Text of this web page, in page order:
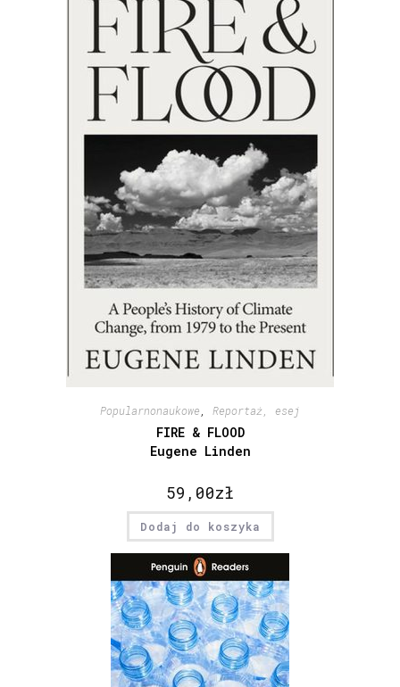
Popularnonaukowe Reportaż, esej
FIRE & FLOOD
Eugene Linden
59,00zł
Dodaj do koszyka